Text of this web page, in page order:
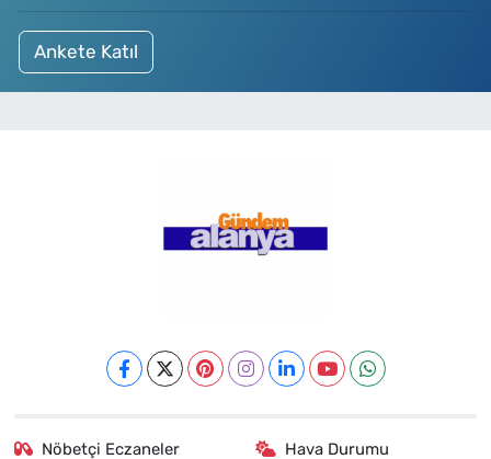
Ankete Katıl
Nöbetçi Eczaneler Hava Durumu